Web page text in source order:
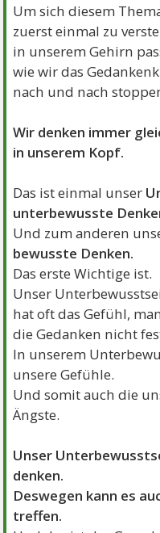
Um sich diesem
zuerst einmal zu
in unserem Gehirn
wie wir das
nach und nach
Wir denken immer
in unserem Kopf.
Das ist einmal unser
unterbewusste
Und zum anderen
bewusste Denken.
Das erste Wichtige ist.
Unser
hat oft das Gefühl,
die Gedanken nicht
In unserem
unsere Gefühle.
Und somit auch die
Ängste.
Unser
denken.
Deswegen kann es
treffen.